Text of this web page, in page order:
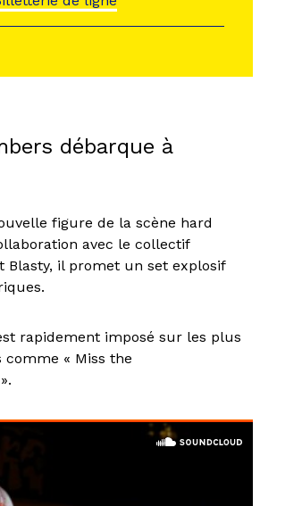
débarque à
figure de la scène hard
avec le collectif
Blasty, il promet un set explosif
rapidement imposé sur les plus
comme « Miss the